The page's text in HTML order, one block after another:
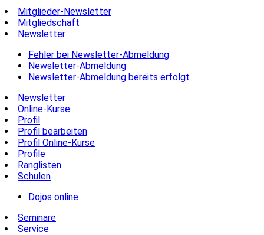
Mitglieder-Newsletter
Mitgliedschaft
Newsletter
Fehler bei Newsletter-Abmeldung
Newsletter-Abmeldung
Newsletter-Abmeldung bereits erfolgt
Newsletter
Online-Kurse
Profil
Profil bearbeiten
Profil Online-Kurse
Profile
Ranglisten
Schulen
Dojos online
Seminare
Service